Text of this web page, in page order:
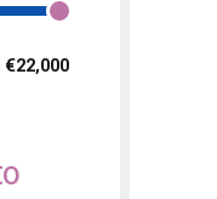
€22,000